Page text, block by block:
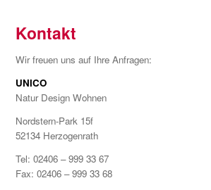
Kontakt
Wir freuen uns auf Ihre Anfragen:
UNICO
Natur Design Wohnen
Nordstern-Park 15f
52134 Herzogenrath
Tel: 02406 – 999 33 67
Fax: 02406 – 999 33 68